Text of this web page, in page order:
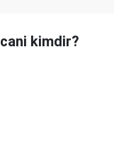
kimdir?